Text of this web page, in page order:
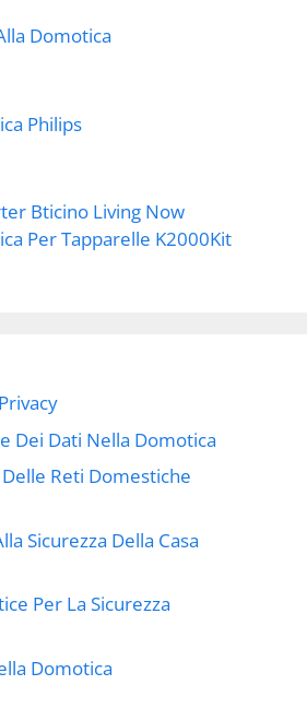
Domotica
Philips
Bticino Living Now
Per Tapparelle K2000Kit
Dei Dati Nella Domotica
Reti Domestiche
Sicurezza Della Casa
Per La Sicurezza
Domotica